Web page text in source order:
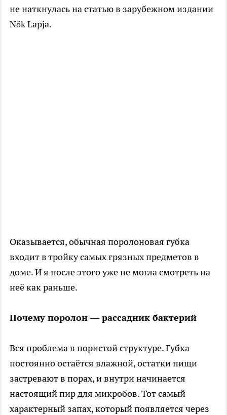
не наткнулась на статью в зарубежном издании
Nők Lapja.
Оказывается, обычная поролоновая губка
входит в тройку самых грязных предметов в
доме. И я после этого уже не могла смотреть на
неё как раньше.
Почему поролон — рассадник бактерий
Вся проблема в пористой структуре. Губка
постоянно остаётся влажной, остатки пищи
застревают в порах, и внутри начинается
настоящий пир для микробов. Тот самый
характерный запах, который появляется через